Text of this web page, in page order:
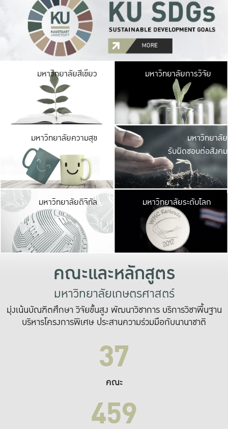
มหาวิทยาลัยสีเขียว มหาวิ
มีพื้นที่เขียวสดใส
เป็นป่าในเมือง เกษต
มหาวิทยาลัยการวิจัย
มหาวิทยาลัยความสุข มหาวิ
ค
เปิดประ
และพบเรื่องราวใ
มหาวิทยาลัย
รับผิดชอบต่อสังคม
มหาวิทยาลัยดิจิทัล มหาวิ
เปลี่ยนแปลง แล
เพื่อทำง
ระบบสารสนเทศ
มหาวิทยาลัยระดับโลก
คณะและหลักสูตร
มหาวิทยาลัยเกษตรศาสตร์
มุ่งเน้นบัณฑิตศึกษา วิจัยขั้นสูง พัฒนาวิชาการ บริการวิชาพื้นฐาน
บริหารโครงการพิเศษ ประสานความร่วมมือกับนานาชาติ
37
คณะ
459